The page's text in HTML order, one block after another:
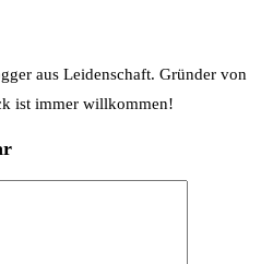
aus Leidenschaft. Gründer von
ist immer willkommen!